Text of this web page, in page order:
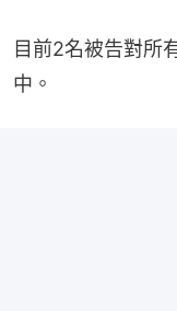
目前2名被告對所
中。